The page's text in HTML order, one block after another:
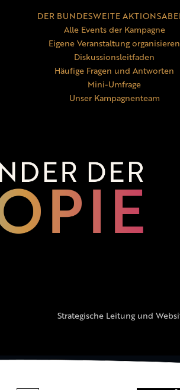
DER BUNDESWEITE
Alle Events der Kampagne
Eigene Veranstaltung organisieren
Diskussionsleitfaden
Häufige Fragen und Antworten
Mini-Umfrage
Unser Kampagnenteam
Strategische Leitung und